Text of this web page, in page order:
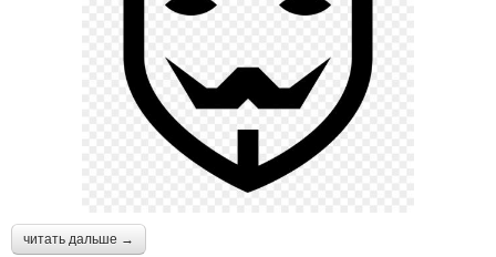
читать дальше →